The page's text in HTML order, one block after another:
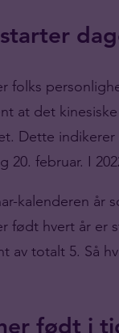
folks
at det
Dette
20. februar. I
kalenderen år
født hvert år er
av totalt 5. Så
født i